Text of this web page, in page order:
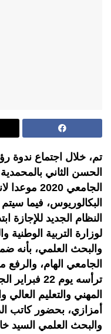
تم، خلال اجتماع ندوة
الحسن الثاني
الجامعي
البكالوريوس، فيما
لوزارة التربية الوطنية
والبحث العلمي، بأنه
الجامعي الهام، والرفع
ترأسه يوم
المهني والتعليم
أمزازي، بحضور كاتب
والبحث العلمي السيد